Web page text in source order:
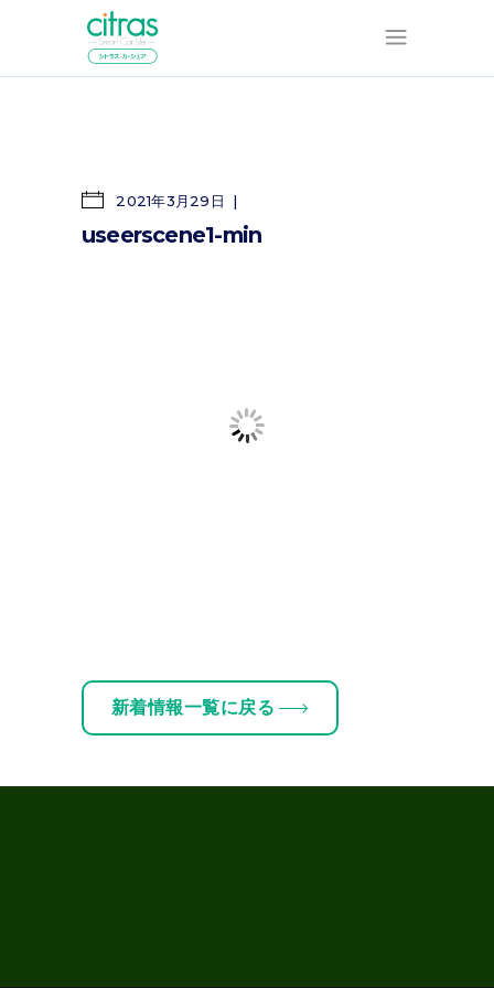
2021年3月29日
useerscene1-min
新着情報一覧に戻る